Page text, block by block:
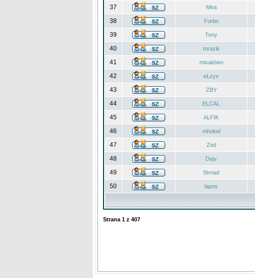
37
Mira
38
Furbo
39
Tony
40
mrazik
41
misakben
42
eLzyx
43
ZBY
44
ELCAL
45
ALFIK
46
mholod
47
Zed
48
Dejv
49
Strnad
50
lapos
Strana 1 z 407